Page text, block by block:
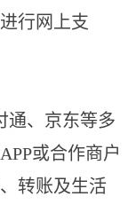
行网上支
通、京东等多
APP或合作商户
转账及生活